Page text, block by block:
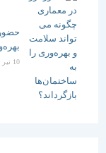
حضور نور
بهره‌وری را
/